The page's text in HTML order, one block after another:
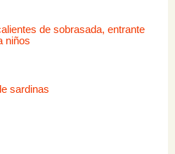
de sobrasada, entrante
niños
sardinas